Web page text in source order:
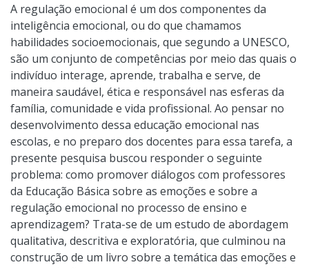
A regulação emocional é um dos componentes da
inteligência emocional, ou do que chamamos
habilidades socioemocionais, que segundo a UNESCO,
são um conjunto de competências por meio das quais o
indivíduo interage, aprende, trabalha e serve, de
maneira saudável, ética e responsável nas esferas da
família, comunidade e vida profissional. Ao pensar no
desenvolvimento dessa educação emocional nas
escolas, e no preparo dos docentes para essa tarefa, a
presente pesquisa buscou responder o seguinte
problema: como promover diálogos com professores
da Educação Básica sobre as emoções e sobre a
regulação emocional no processo de ensino e
aprendizagem? Trata-se de um estudo de abordagem
qualitativa, descritiva e exploratória, que culminou na
construção de um livro sobre a temática das emoções e